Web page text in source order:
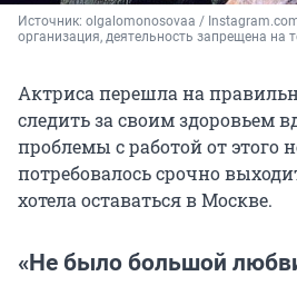
Источник: olgalomonosovaa /
организация, деятельность запрещена на
Актриса перешла на
следить за своим здоровьем
проблемы с работой от этого
потребовалось срочно
хотела оставаться в Москве.
«Не было большой